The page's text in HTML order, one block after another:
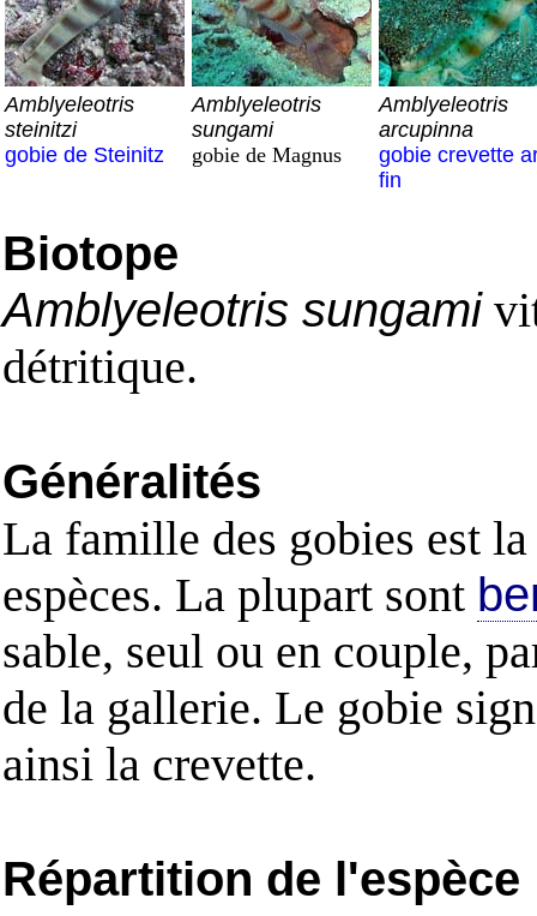
Amblyeleotris
steinitzi
gobie de Steinitz
Amblyeleotris
sungami
gobie de Magnus
Amblyeleotris
arcupinna
gobie crevette
fin
Biotope
Amblyeleotris sungamivit
détritique.
Généralités
La famille des gobies est
espèces. La plupart sont
sable, seul ou en couple,
de la gallerie. Le gobie
ainsi la crevette.
Répartition de l'espèce